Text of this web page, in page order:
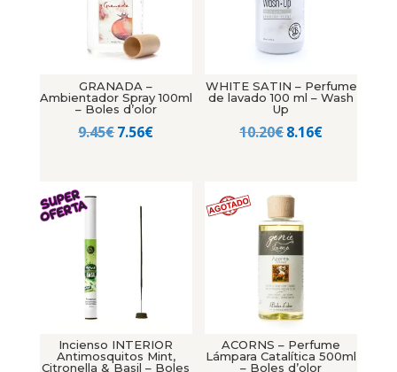
GRANADA –
Ambientador Spray 100ml
– Boles d’olor
9.45€El
era:
9.45€.
7.56€El
WHITE SATIN – Perfume
de lavado 100 ml – Wash
Up
10.20€El
era:
10.20€.
8.16€El
Incienso INTERIOR
Antimosquitos Mint,
Citronella & Basil – Boles
ACORNS – Perfume
Lámpara Catalítica 500ml
– Boles d’olor